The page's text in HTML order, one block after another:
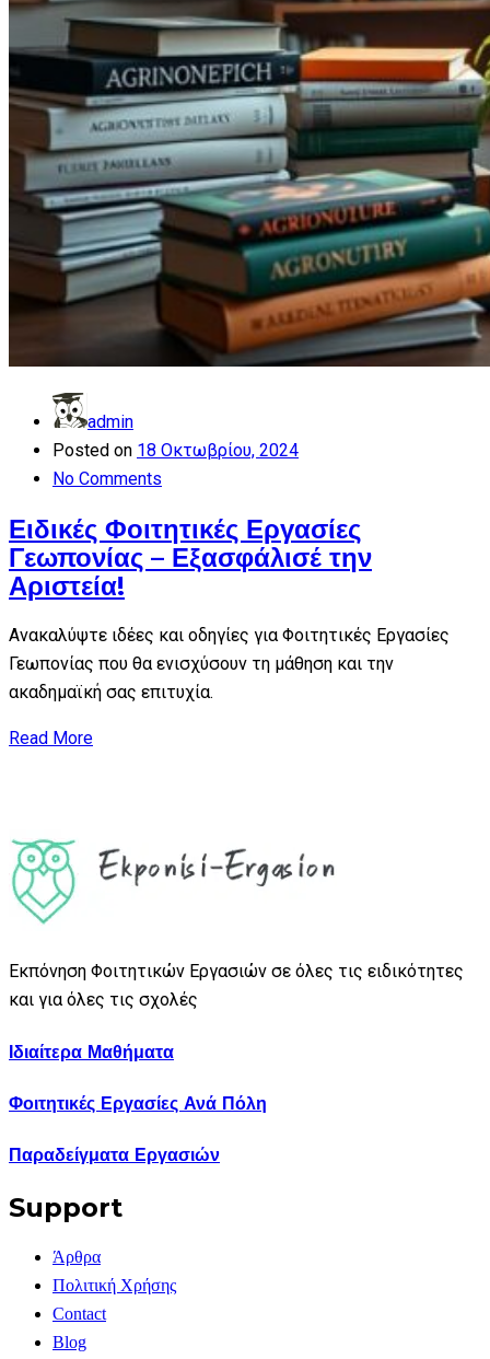
admin
Posted on 18 Οκτωβρίου, 2024
No Comments
Ειδικές Φοιτητικές Εργασίες
Γεωπονίας – Εξασφάλισέ την
Αριστεία!
Ανακαλύψτε ιδέες και οδηγίες για Φοιτητικές Εργασίες
Γεωπονίας που θα ενισχύσουν τη μάθηση και την
ακαδημαϊκή σας επιτυχία.
Read More
Εκπόνηση Φοιτητικών Εργασιών σε όλες τις ειδικότητες
και για όλες τις σχολές
Ιδιαίτερα Μαθήματα
Φοιτητικές Εργασίες Ανά Πόλη
Παραδείγματα Εργασιών
Support
Άρθρα
Πολιτική Χρήσης
Contact
Blog